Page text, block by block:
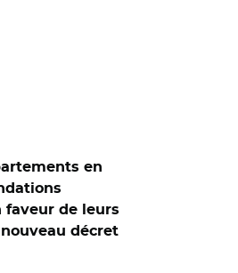
en
faveur de leurs
décret